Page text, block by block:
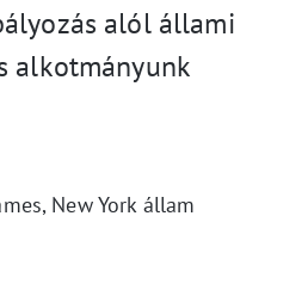
alól állami
alkotmányunk
New York állam